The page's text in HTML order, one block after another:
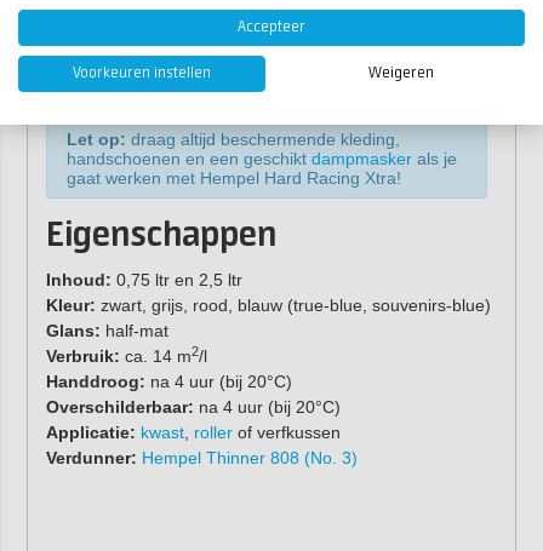
Na ongeveer 4 uur (bij 20°C) is de antifouling
handdroog en is deze overschilderbaar.
Na circa 24 uur tot maximaal 6 maanden kun je de
Let op: draag altijd beschermende kleding,
handschoenen en een geschikt dampmaskerals je
gaat werken met Hempel Hard Racing Xtra!
Eigenschappen
Inhoud: 0,75 ltr en 2,5 ltr
Kleur: zwart, grijs, rood, blauw (true-blue, souvenirs-blue)
Glans: half-mat
Verbruik: ca. 14 m2/l
Handdroog: na 4 uur (bij 20°C)
Overschilderbaar: na 4 uur (bij 20°C)
Applicatie: kwast, rollerof verfkussen
Verdunner: Hempel Thinner 808 (No. 3)
Accepteer
Voorkeuren instellen Weigeren